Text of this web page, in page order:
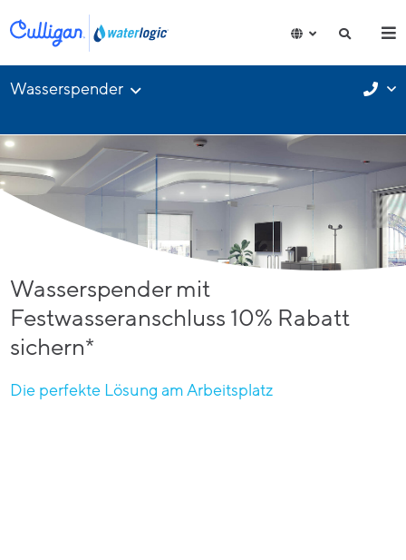
Wasserspender
Wasserspender mit
Festwasseranschluss 10% Rabatt
sichern*
Die perfekte Lösung am Arbeitsplatz